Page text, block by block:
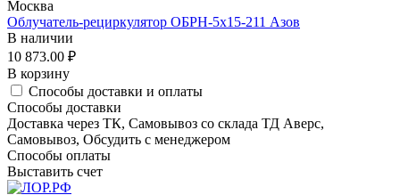
Москва
Облучатель-рециркулятор ОБРН-5x15-211 Азов
В наличии
10 873.00 ₽
В корзину
Способы доставки и оплаты
Способы доставки
Доставка через ТК, Самовывоз со склада ТД Аверс,
Самовывоз, Обсудить с менеджером
Способы оплаты
Выставить счет